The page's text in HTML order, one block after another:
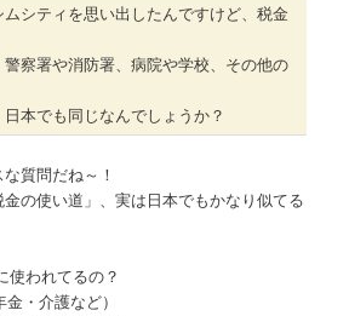
シティを思い出したんですけど、税金
察署や消防署、病院や学校、その他の
本でも同じなんでしょうか？
質問だね～！
の使い道」、実は日本でもかなり似てる
われてるの？
・介護など）